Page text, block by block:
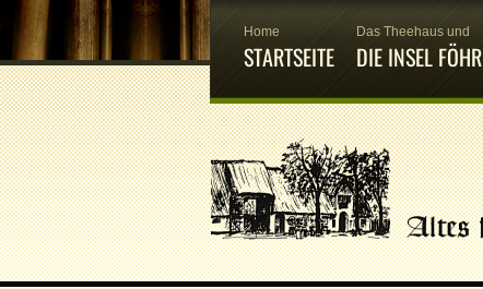
Home
STARTSEITE
Das Theehaus und
DIE INSEL FÖHR